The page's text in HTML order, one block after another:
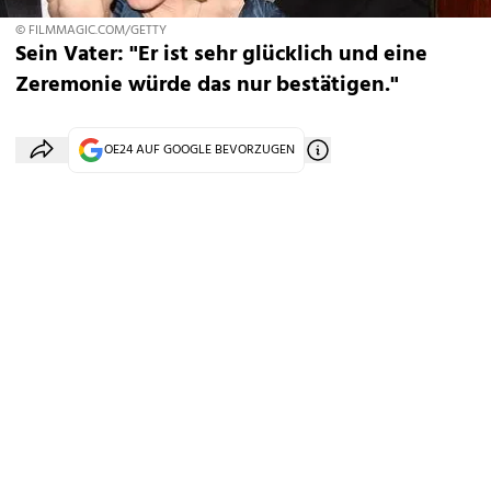
© FILMMAGIC.COM/GETTY
Sein Vater: "Er ist sehr glücklich und eine
Zeremonie würde das nur bestätigen."
OE24 AUF GOOGLE BEVORZUGEN